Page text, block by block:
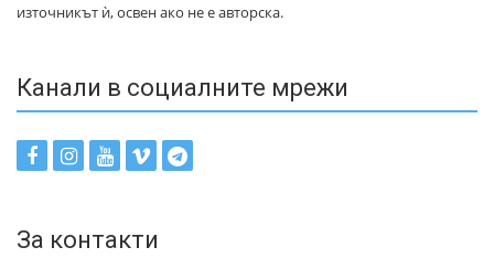
източникът ѝ, освен ако не е авторска.
Канали в социалните мрежи
За контакти